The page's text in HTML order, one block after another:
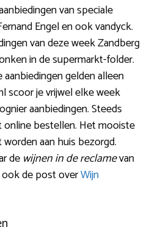
van speciale
Engel en ook vandyck.
van deze week Zandberg
in de supermarkt-folder.
gelden alleen
scoor je vrijwel elke week
aanbiedingen. Steeds
online bestellen. Het mooiste
aan huis bezorgd.
de wijnen in de reclamevan
de post overWijn